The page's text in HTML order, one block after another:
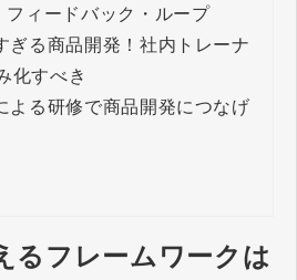
フィードバック・ループ
ぎる商品開発！社内トレーナ
化すべき
よる研修で商品開発につなげ
るフレームワークは